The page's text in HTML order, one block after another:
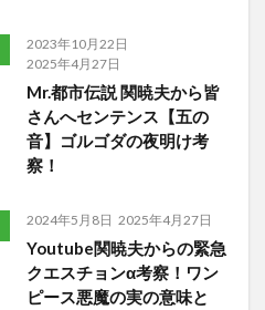
2023年10月22日
2025年4月27日
Mr.都市伝説 関暁夫から皆
さんへセンテンス【五の
音】ゴルゴダの夜明け考
察！
2024年5月8日 2025年4月27日
Youtube関暁夫からの緊急
クエスチョンα考察！ワン
ピース悪魔の実の意味と